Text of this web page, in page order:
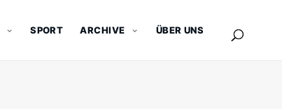
SPORT ARCHIVE ÜBER UNS